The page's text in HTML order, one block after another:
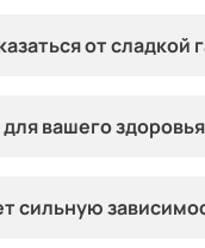
от сладкой
вашего здоровья
сильную